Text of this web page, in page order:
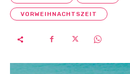
VORWEIHNACHTSZEIT